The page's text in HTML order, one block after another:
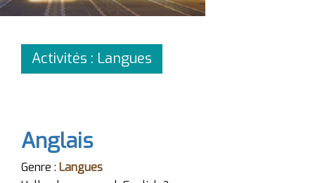
Activités : Langues
Anglais
Genre : Langues